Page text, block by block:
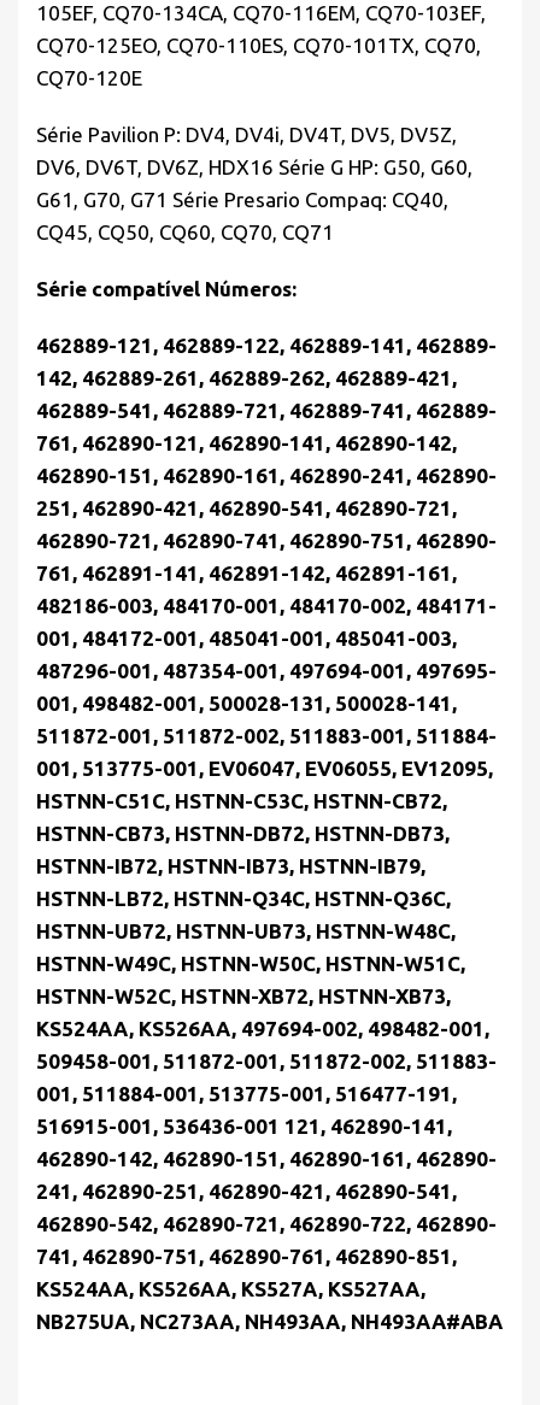
105EF, CQ70-134CA, CQ70-116EM, CQ70-103EF,
CQ70-125EO, CQ70-110ES, CQ70-101TX, CQ70,
CQ70-120E
Série Pavilion P: DV4, DV4i, DV4T, DV5, DV5Z,
DV6, DV6T, DV6Z, HDX16 Série G HP: G50, G60,
G61, G70, G71 Série Presario Compaq: CQ40,
CQ45, CQ50, CQ60, CQ70, CQ71
Série compatível Números:
462889-121, 462889-122, 462889-141, 462889-
142, 462889-261, 462889-262, 462889-421,
462889-541, 462889-721, 462889-741, 462889-
761, 462890-121, 462890-141, 462890-142,
462890-151, 462890-161, 462890-241, 462890-
251, 462890-421, 462890-541, 462890-721,
462890-721, 462890-741, 462890-751, 462890-
761, 462891-141, 462891-142, 462891-161,
482186-003, 484170-001, 484170-002, 484171-
001, 484172-001, 485041-001, 485041-003,
487296-001, 487354-001, 497694-001, 497695-
001, 498482-001, 500028-131, 500028-141,
511872-001, 511872-002, 511883-001, 511884-
001, 513775-001, EV06047, EV06055, EV12095,
HSTNN-C51C, HSTNN-C53C, HSTNN-CB72,
HSTNN-CB73, HSTNN-DB72, HSTNN-DB73,
HSTNN-IB72, HSTNN-IB73, HSTNN-IB79,
HSTNN-LB72, HSTNN-Q34C, HSTNN-Q36C,
HSTNN-UB72, HSTNN-UB73, HSTNN-W48C,
HSTNN-W49C, HSTNN-W50C, HSTNN-W51C,
HSTNN-W52C, HSTNN-XB72, HSTNN-XB73,
KS524AA, KS526AA, 497694-002, 498482-001,
509458-001, 511872-001, 511872-002, 511883-
001, 511884-001, 513775-001, 516477-191,
516915-001, 536436-001 121, 462890-141,
462890-142, 462890-151, 462890-161, 462890-
241, 462890-251, 462890-421, 462890-541,
462890-542, 462890-721, 462890-722, 462890-
741, 462890-751, 462890-761, 462890-851,
KS524AA, KS526AA, KS527A, KS527AA,
NB275UA, NC273AA, NH493AA, NH493AA#ABA